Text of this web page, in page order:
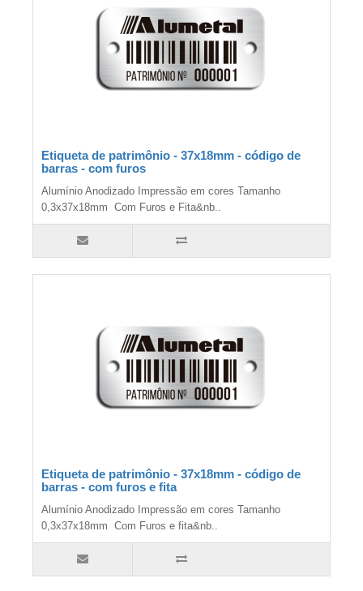
Etiqueta de patrimônio - 37x18mm - código de
barras - com furos
Alumínio Anodizado Impressão em cores Tamanho
0,3x37x18mm Com Furos e Fita&nb..
Etiqueta de patrimônio - 37x18mm - código de
barras - com furos e fita
Alumínio Anodizado Impressão em cores Tamanho
0,3x37x18mm Com Furos e fita&nb..